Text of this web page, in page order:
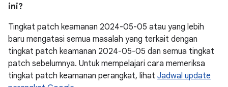
ini?
Tingkat patch keamanan 2024-05-05 atau yang lebih
baru mengatasi semua masalah yang terkait dengan
tingkat patch keamanan 2024-05-05 dan semua tingkat
patch sebelumnya. Untuk mempelajari cara memeriksa
tingkat patch keamanan perangkat, lihat Jadwal update